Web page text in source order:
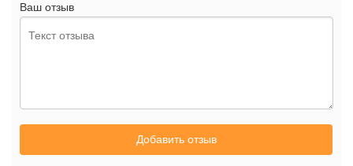
Ваш отзыв
Добавить отзыв